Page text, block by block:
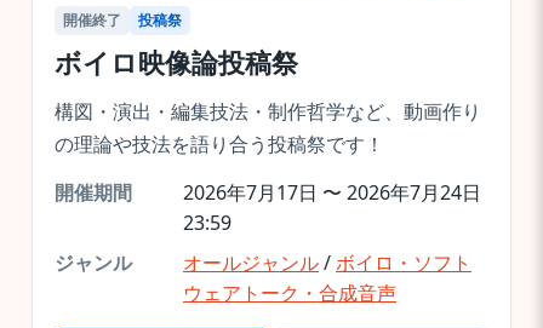
開催終了 投稿祭
ボイロ映像論投稿祭
構図・演出・編集技法・制作哲学など、動画作り
の理論や技法を語り合う投稿祭です！
開催期間
2026年7月17日 〜 2026年7月24日
23:59
ジャンル
オールジャンル/ボイロ・ソフト
ウェアトーク・合成音声